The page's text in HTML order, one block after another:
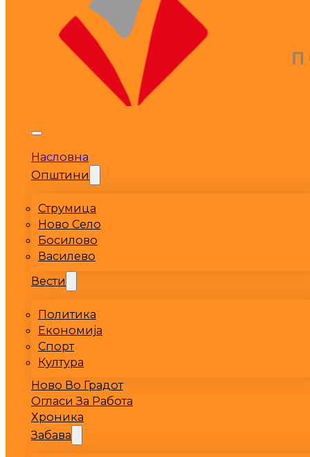
Насловна
Општини
Струмица
Ново Село
Босилово
Василево
Вести
Политика
Економија
Спорт
Култура
Ново Во Градот
Огласи За Работа
Хроника
Забава